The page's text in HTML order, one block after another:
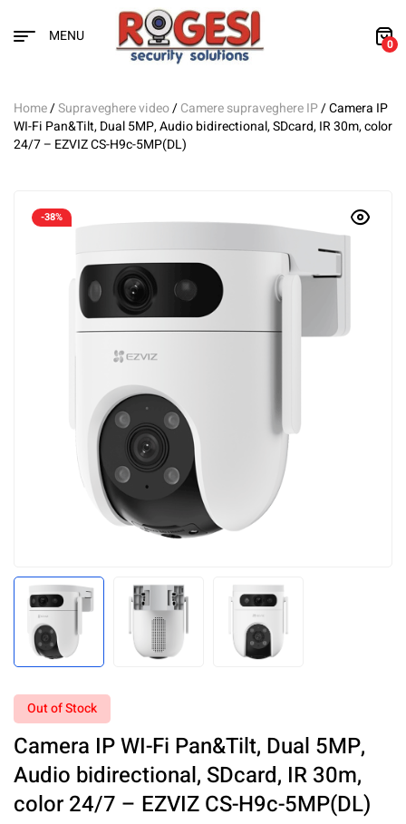
MENU 0
Home/Supraveghere video/Camere supraveghere IP/ Camera IP
WI-Fi Pan&Tilt, Dual 5MP, Audio bidirectional, SDcard, IR 30m, color
24/7 – EZVIZ CS-H9c-5MP(DL)
-38%
Out of Stock
Camera IP WI-Fi Pan&Tilt, Dual 5MP,
Audio bidirectional, SDcard, IR 30m,
color 24/7 – EZVIZ CS-H9c-5MP(DL)